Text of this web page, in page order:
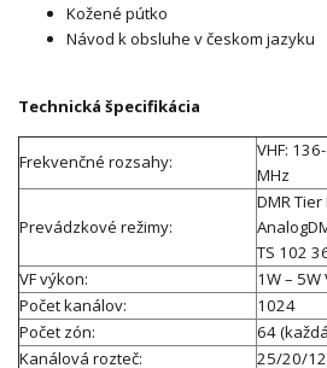
Kožené pútko
Návod k obsluhe v českom jazyku
Technická špecifikácia
Frekvenčné rozsahy:
VHF:
MHz
Prevádzkové režimy:
DMR
TS 102
VF výkon:
1W – 5W
Počet kanálov:
1024
Počet zón:
64
Kanálová rozteč:
25/20/